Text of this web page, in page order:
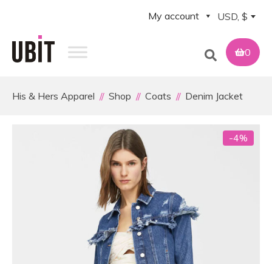
My account USD, $
0
His & Hers Apparel Shop Coats Denim Jacket
-4%